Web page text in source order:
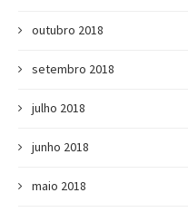
outubro 2018
setembro 2018
julho 2018
junho 2018
maio 2018